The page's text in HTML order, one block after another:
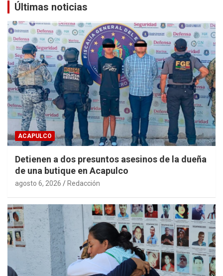
Últimas noticias
ACAPULCO
Detienen a dos presuntos asesinos de la dueña
de una butique en Acapulco
agosto 6, 2026 Redacción